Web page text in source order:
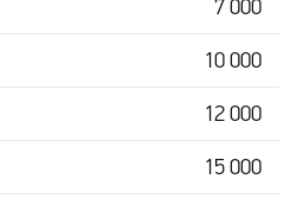
7 000
10 000
12 000
15 000